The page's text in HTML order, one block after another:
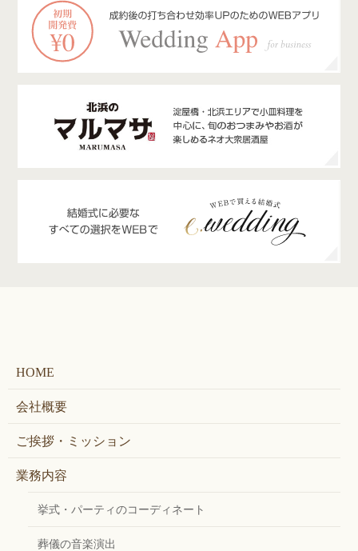
HOME
会社概要
ご挨拶・ミッション
業務内容
挙式・パーティのコーディネート
葬儀の音楽演出